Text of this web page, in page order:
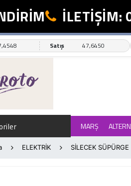
İLETİŞİM:
Satış 47,6450
MARŞ
ELEKTRİK SİLECEK SÜPÜRGE